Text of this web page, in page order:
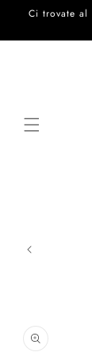
direttamente
Ci trovate al
informazioni
sul prodotto